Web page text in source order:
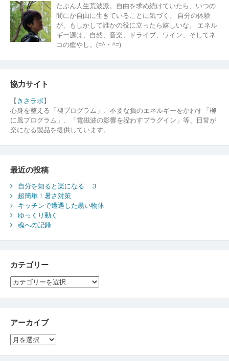
たぶん人生荒波派。自由を求め続けていたら、いつの
間にか自由に生きていることに気づく。 自分の体験
が、もしかして誰かの役に立ったら嬉しいな。 エネル
ギー源は、自然、音楽、ドライブ、ワイン、そしてネ
コの癒やし。(=^・^=)
協力サイト
【 きさラボ】
心身を整える「禊プログラム」、不要な負のエネルギーをかわす「柳
に風プログラム」、「電磁波の影響を躱わすプラグイン」等、日常が
楽になる製品を提供しています。
最近の投稿
自分を知ると楽になる ３
超簡単！暑さ対策
キッチンで遭遇した黒い物体
ゆっくり動く
魂への記録
カテゴリー
カ
テ
ゴ
ー
アーカイブ
ア
ー
カ